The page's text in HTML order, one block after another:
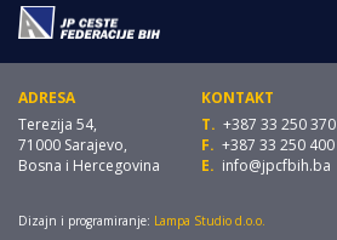
ADRESA
Terezija 54,
71000 Sarajevo,
Bosna i Hercegovina
KONTAKT
T. +387 33 250 370
F. +387 33 250 400
E. info@jpcfbih.ba
Dizajn i programiranje: Lampa Studio d.o.o.